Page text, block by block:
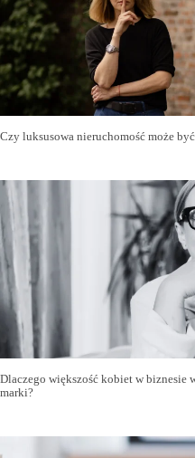
Czy luksusowa nieruchomość może
Dlaczego większość kobiet w biznesie
marki?